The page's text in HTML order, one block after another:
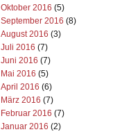
Oktober 2016 (5)
September 2016 (8)
August 2016 (3)
Juli 2016 (7)
Juni 2016 (7)
Mai 2016 (5)
April 2016 (6)
März 2016 (7)
Februar 2016 (7)
Januar 2016 (2)